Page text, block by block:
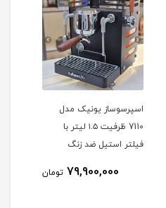
اسپرسوساز یونیک مدل
7110 ظرفیت ۱.۵ لیتر با
فیلتر استیل ضد زنگ
79,900,000 تومان